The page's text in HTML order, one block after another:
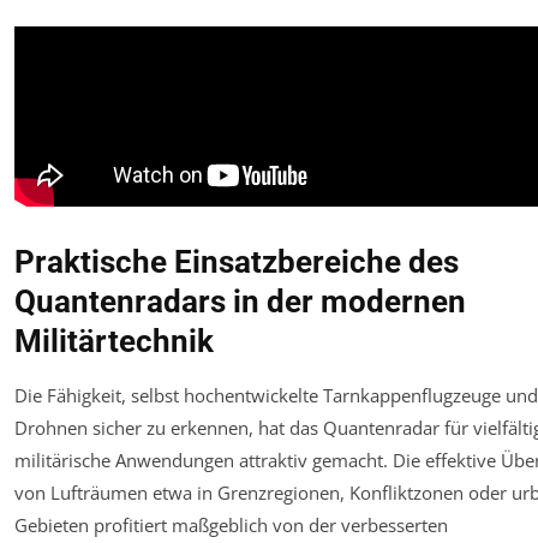
Praktische Einsatzbereiche des
Quantenradars in der modernen
Militärtechnik
Die Fähigkeit, selbst hochentwickelte Tarnkappenflugzeuge
Drohnen sicher zu erkennen, hat das Quantenradar für
militärische Anwendungen attraktiv gemacht. Die effektive
von Lufträumen etwa in Grenzregionen, Konfliktzonen oder
Gebieten profitiert maßgeblich von der verbesserten